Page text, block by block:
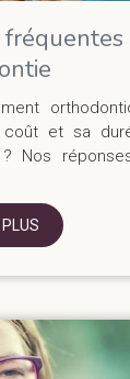
coût et sa
Nos